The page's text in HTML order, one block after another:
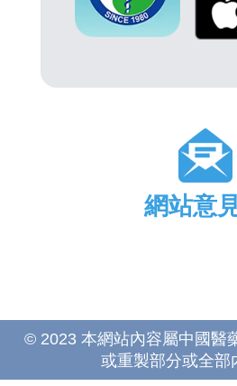
網站意
© 2023 本網站內容屬中國醫
或重製部分或全部